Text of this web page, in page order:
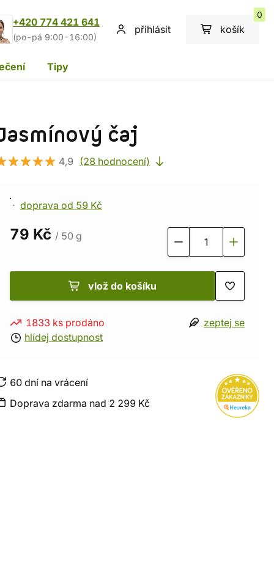
+420 774 421 641
(po-pá 9:00-16:00)
přihlásit košík
0
Tipy
čaj
4,9 (28 hodnocení)
doprava od 59 Kč
79 Kč / 50 g
vlož do košíku
1833 ks prodáno
hlídej dostupnost
zeptej se
60 dní na vrácení
Doprava zdarma nad 2 299 Kč